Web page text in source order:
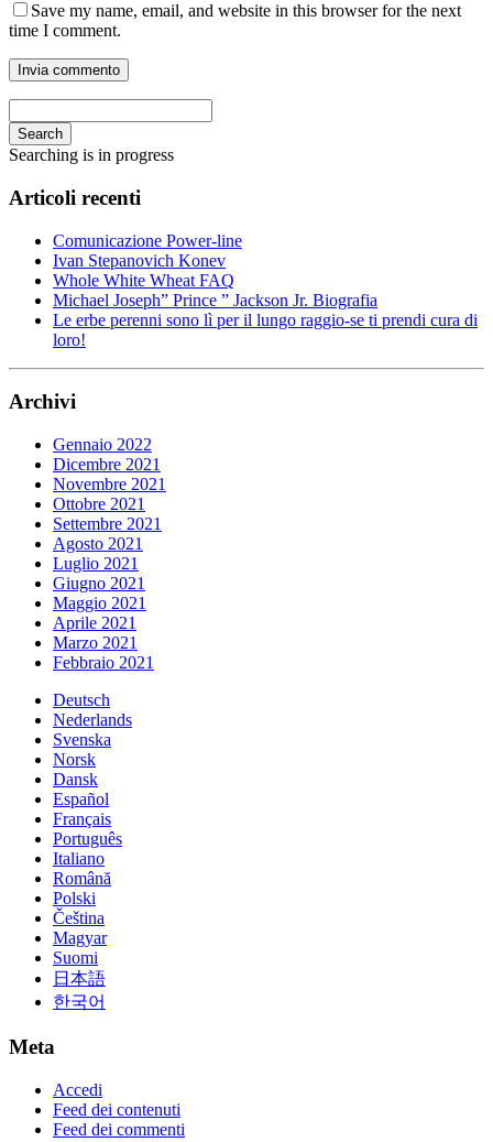
Save my name, email, and website in this browser for the next
time I comment.
Search
Searching is in progress
Articoli recenti
Comunicazione Power-line
Ivan Stepanovich Konev
Whole White Wheat FAQ
Michael Joseph” Prince ” Jackson Jr. Biografia
Le erbe perenni sono lì per il lungo raggio-se ti prendi cura di
loro!
Archivi
Gennaio 2022
Dicembre 2021
Novembre 2021
Ottobre 2021
Settembre 2021
Agosto 2021
Luglio 2021
Giugno 2021
Maggio 2021
Aprile 2021
Marzo 2021
Febbraio 2021
Deutsch
Nederlands
Svenska
Norsk
Dansk
Español
Français
Português
Italiano
Română
Polski
Čeština
Magyar
Suomi
日本語
한국어
Meta
Accedi
Feed dei contenuti
Feed dei commenti